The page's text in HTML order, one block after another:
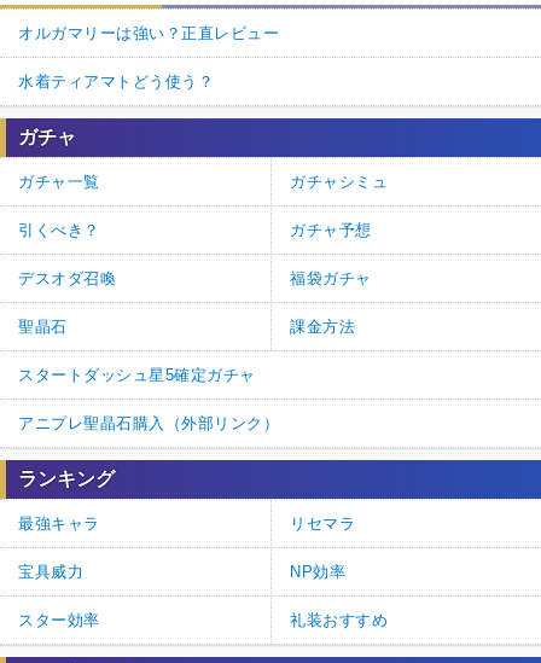
オルガマリーは強い？正直レビュー
水着ティアマトどう使う？
ガチャ
ガチャ一覧 ガチャシミュ
引くべき？ ガチャ予想
デスオダ召喚 福袋ガチャ
聖晶石 課金方法
スタートダッシュ星5確定ガチャ
アニプレ聖晶石購入（外部リンク）
ランキング
最強キャラ リセマラ
宝具威力 NP効率
スター効率 礼装おすすめ